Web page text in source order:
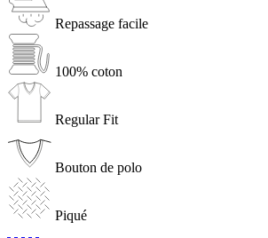
Repassage facile
100% coton
Regular Fit
Bouton de polo
Piqué